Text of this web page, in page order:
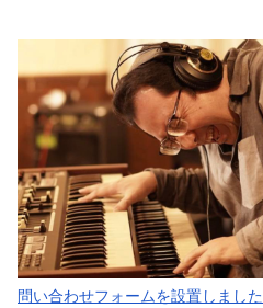
問い合わせフォームを設置しました